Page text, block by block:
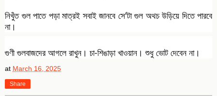
নিখুঁত গুল পাতে পড়া মাত্রই সবাই জানবে সে'টা গুল অথচ উড়িয়ে দিতে পারবে
না।
গুণীগুলবাজদের আগলে রাখুন। চা-শিঙাড়া খাওয়ান। শুধু ভোট দেবেন না।
at March 16, 2025
Share